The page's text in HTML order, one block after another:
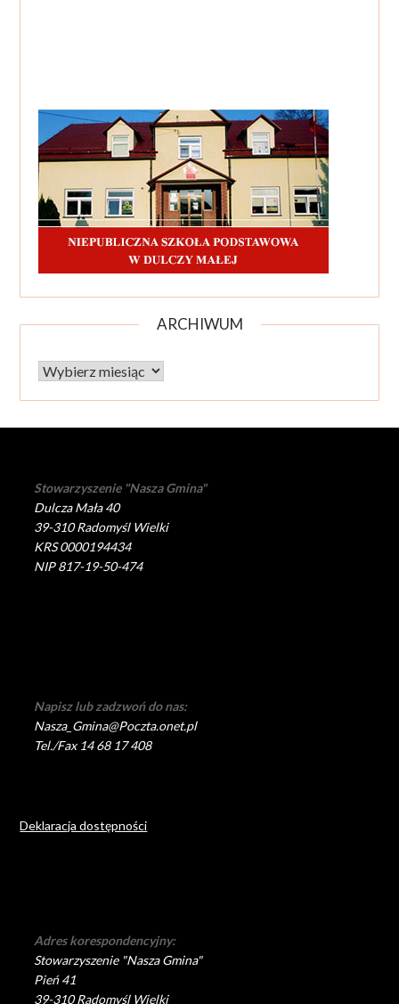
ARCHIWUM
Archiwum
Stowarzyszenie "Nasza Gmina"
Dulcza Mała 40
39-310 Radomyśl Wielki
KRS 0000194434
NIP 817-19-50-474
Napisz lub zadzwoń do nas:
Nasza_Gmina@Poczta.onet.pl
Tel./Fax 14 68 17 408
Deklaracja dostępności
Adres korespondencyjny:
Stowarzyszenie "Nasza Gmina"
Pień 41
39-310 Radomyśl Wielki